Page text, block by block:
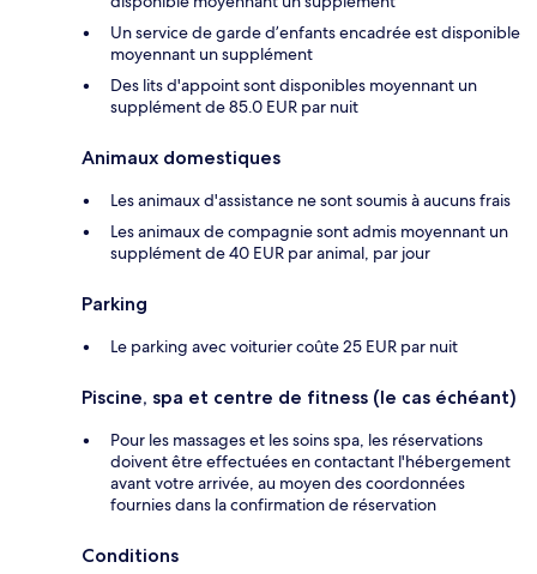
Un service de garde d’enfants encadrée est disponible
moyennant un supplément
Des lits d'appoint sont disponibles moyennant un
supplément de 85.0 EUR par nuit
Animaux domestiques
Les animaux d'assistance ne sont soumis à aucuns frais
Les animaux de compagnie sont admis moyennant un
supplément de 40 EUR par animal, par jour
Parking
Le parking avec voiturier coûte 25 EUR par nuit
Piscine, spa et centre de fitness (le cas échéant)
Pour les massages et les soins spa, les réservations
doivent être effectuées en contactant l'hébergement
avant votre arrivée, au moyen des coordonnées
fournies dans la confirmation de réservation
Conditions